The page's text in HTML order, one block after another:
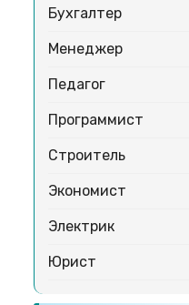
Бухгалтер
Менеджер
Педагог
Программист
Строитель
Экономист
Электрик
Юрист